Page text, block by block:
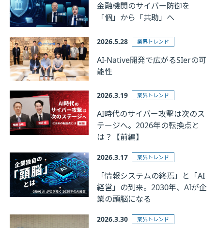
金融機関のサイバー防御を
「個」から「共助」へ
2026.5.28 業界トレンド
AI-Native開発で広がるSIerの可
能性
2026.3.19 業界トレンド
AI時代のサイバー攻撃は次のス
テージへ。2026年の転換点と
は？【前編】
2026.3.17 業界トレンド
「情報システムの終焉」と「AI
経営」の到来。2030年、AIが企
業の頭脳になる
2026.3.30 業界トレンド